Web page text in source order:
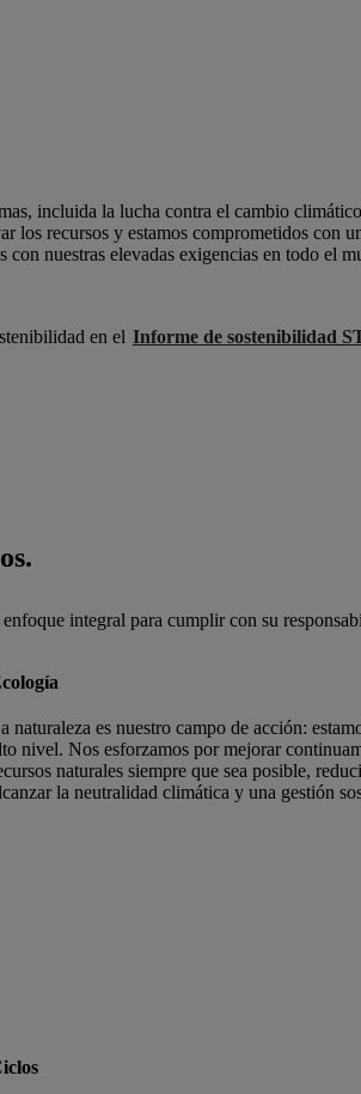
incluida la lucha contra el cambio
los recursos y estamos comprometidos con
nuestras elevadas exigencias en todo el
en el Informe de sostenibilidad
integral para cumplir con su
naturaleza es nuestro campo de acción:
nivel. Nos esforzamos por mejorar
naturales siempre que sea posible,
la neutralidad climática y una gestión